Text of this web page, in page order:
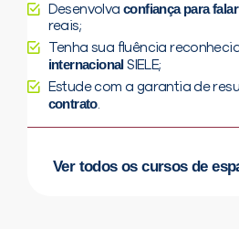
Desenvolva confiança para falar
reais;
Tenha sua fluência
internacional SIELE;
Estude com a garantia de
contrato.
Ver todos os cursos de